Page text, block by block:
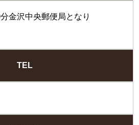
金沢中央郵便局となり
TEL